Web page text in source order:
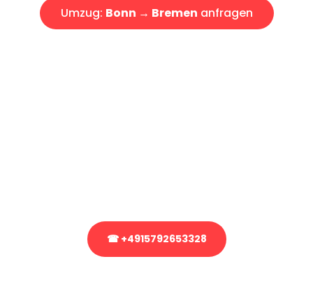
Umzug: Bonn → Bremen anfragen
☎ +4915792653328